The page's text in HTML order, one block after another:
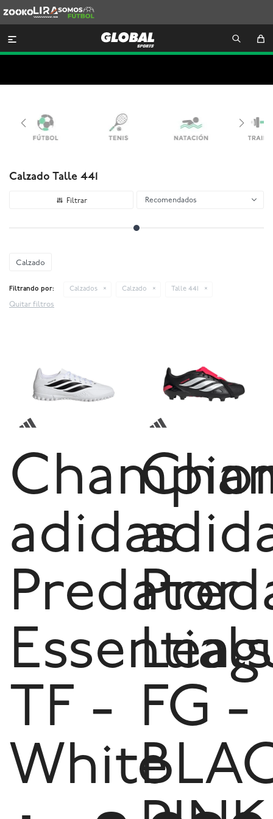
Lira
Somos
Futbol

Calzado Talle 441
Recomendados
Calzado
Filtrando por: Calzados Calzado Talle 441
Quitar filtros
adidas
Predator
Essentials
TF -
White
FG -